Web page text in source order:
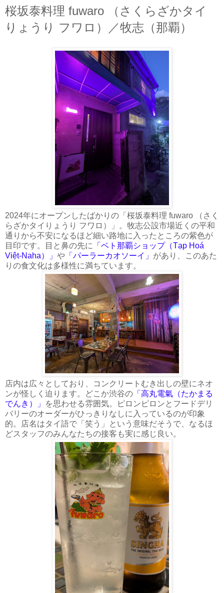
桜坂泰料理 fuwaro （さくらざかタイ
りょうり フワロ）／牧志（那覇）
2024年にオープンしたばかりの「桜坂泰料理 fuwaro （さく
らざかタイりょうり フワロ）」。牧志公設市場近くの平和
通りから不安になるほど細い路地に入ったところの紫色が
目印です。目と鼻の先に
「ベト那覇ショップ（Tạp Hoá
Việt-Naha）」 や 「パーラーカオソーイ」 があり、このあた
りの食文化は多様性に満ちています。
店内は広々としており、コンクリートむき出しの壁にネオ
ンが怪しく迫ります。どこか渋谷の 「高丸電氣（たかまる
でんき）」
を思わせる雰囲気。ピロンピロンとフードデリ
バリーのオーダーがひっきりなしに入っているのが印象
的。店名はタイ語で「笑う」という意味だそうで、なるほ
どスタッフのみんなたちの接客も実に感じ良い。